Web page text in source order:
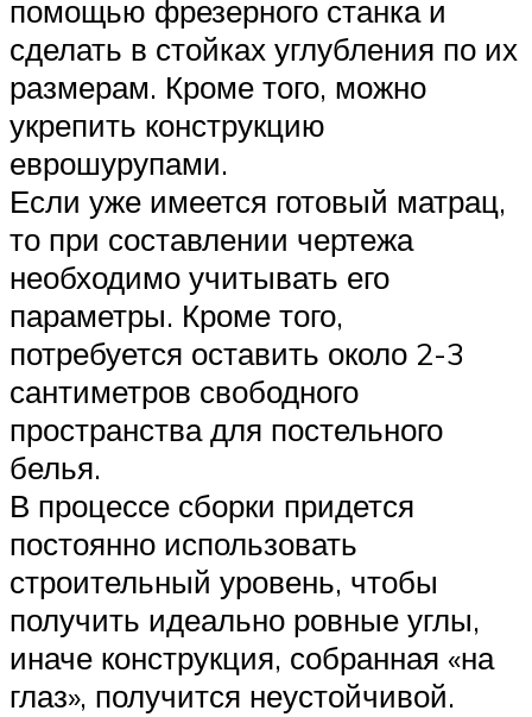
помощью фрезерного станка и
сделать в стойках углубления по их
размерам. Кроме того, можно
укрепить конструкцию
еврошурупами.
Если уже имеется готовый матрац,
то при составлении чертежа
необходимо учитывать его
параметры. Кроме того,
потребуется оставить около 2-3
сантиметров свободного
пространства для постельного
белья.
В процессе сборки придется
постоянно использовать
строительный уровень, чтобы
получить идеально ровные углы,
иначе конструкция, собранная «на
глаз», получится неустойчивой.